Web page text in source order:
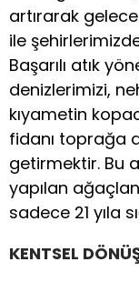
artırarak
ile
Başarılı atık
denizlerimizi,
kıyametin
fidanı toprağa
getirmektir. Bu
yapılan
sadece 21 yıla
KENTSEL